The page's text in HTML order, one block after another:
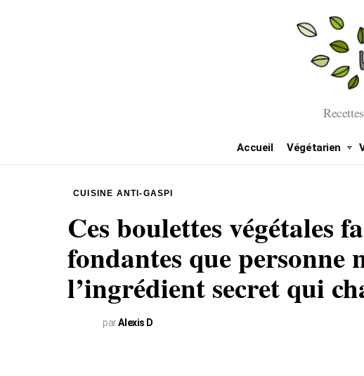
Accueil Végétarien
CUISINE ANTI-GASPI
Ces boulettes végétales
fondantes que personne
l’ingrédient secret qui
parAlexis D